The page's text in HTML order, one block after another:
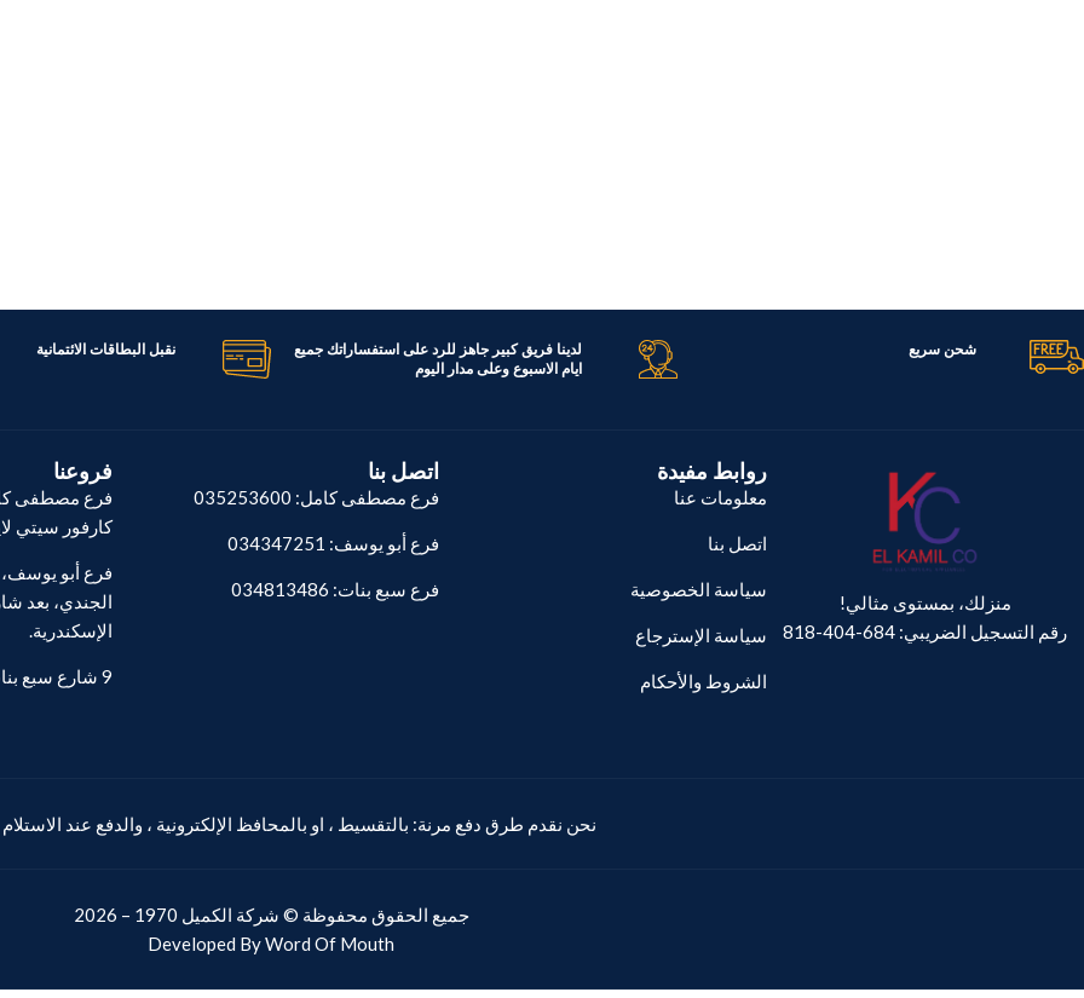
شحن سريع
لدينا فريق كبير جاهز للرد على استفساراتك جميع
ايام الاسبوع وعلى مدار اليوم
نقبل البطاقات الائتمانية
منزلك، بمستوى مثالي!
رقم التسجيل الضريبي: 684-404-818
روابط مفيدة
معلومات عنا
اتصل بنا
سياسة الخصوصية
سياسة الإسترجاع
الشروط والأحكام
اتصل بنا
فرع مصطفى كامل: 035253600
فرع أبو يوسف: 034347251
فرع سبع بنات: 034813486
فروعنا
فرع مصطفى
كارفور سيتي
الجندي، بعد
الإسكندرية.
9 شارع سبع بنات - المنشية.
نحن نقدم طرق دفع مرنة: بالتقسيط ، او بالمحافظ الإلكترونية ، والدفع عند
جميع الحقوق محفوظة © شركة الكميل
Developed ByWord Of Mouth